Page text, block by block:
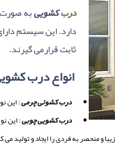
دربکشوییبه صورت
دارد. این سیستم
ثابت قرارمی گیرند.
انواع درب
درب کشوئی چرمی: این
درب کشویی چوبی: این
و منحصر به فردی را ایجاد و تولید می